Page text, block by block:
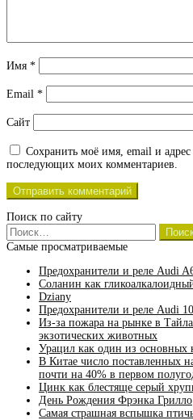
Имя *
Email *
Сайт
Сохранить моё имя, email и адрес
последующих моих комментариев.
Поиск по сайту
Найти:
Самые просматриваемые
Предохранители и реле Audi
Соланин как
Dziany
Предохранители и реле Audi
Из-за пожара на рынке в
экзотических животных
Урацил как один из
В Китае число поставленных
почти на 40% в первом
Цинк как блестяще серый
День Рождения Фрэнка Грилло
Самая страшная вспышка